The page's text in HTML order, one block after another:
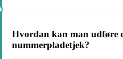
Hvordan kan man udføre
nummerpladetjek?